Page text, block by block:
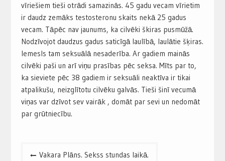
vīriešiem tieši otrādi samazinās. 45 gadu vecam vīrietim
ir daudz zemāks testosteronu skaits nekā 25 gadus
vecam. Tāpēc nav jaunums, ka cilvēki škiras pusmūžā.
Nodzīvojot daudzus gadus saticīgā laulībā, laulātie šķiras.
Iemesls tam seksuālā nesaderība. Ar gadiem mainās
cilvēki paši un arī viņu prasības pēc seksa. Mīts par to,
ka sieviete pēc 38 gadiem ir seksuāli neaktīva ir tikai
atpalikušu, neizglītotu cilvēku galvās. Tieši šinī vecumā
viņas var dzīvot sev vairāk , domāt par sevi un nedomāt
par grūtniecību.
PostVakara Plāns. Sekss stundas laikā.